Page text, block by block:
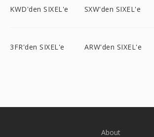
KWD'den SIXEL'e SXW'den SIXEL'e
3FR'den SIXEL'e ARW'den SIXEL'e
About